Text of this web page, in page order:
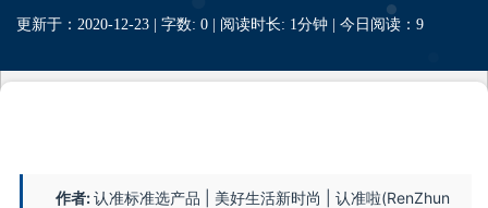
更新于：2020-12-23 |字数: 0 | 阅读时长: 1分钟 |今日阅读：9
作者:认准标准选产品 | 美好生活新时尚 | 认准啦(RenZhun